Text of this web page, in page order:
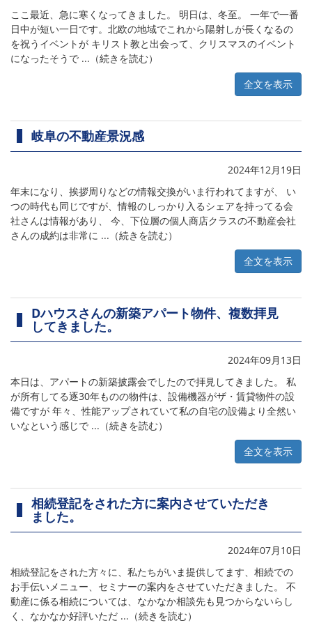
ここ最近、急に寒くなってきました。 明日は、冬至。 一年で一番
日中が短い一日です。北欧の地域でこれから陽射しが長くなるの
を祝うイベントが キリスト教と出会って、クリスマスのイベント
になったそうで ...（続きを読む）
全文を表示
岐阜の不動産景況感
2024年12月19日
年末になり、挨拶周りなどの情報交換がいま行われてますが、 い
つの時代も同じですが、情報のしっかり入るシェアを持ってる会
社さんは情報があり、 今、下位層の個人商店クラスの不動産会社
さんの成約は非常に ...（続きを読む）
全文を表示
Dハウスさんの新築アパート物件、複数拝見
してきました。
2024年09月13日
本日は、アパートの新築披露会でしたので拝見してきました。 私
が所有してる逐30年ものの物件は、設備機器がザ・賃貸物件の設
備ですが 年々、性能アップされていて私の自宅の設備より全然い
いなという感じで ...（続きを読む）
全文を表示
相続登記をされた方に案内させていただき
ました。
2024年07月10日
相続登記をされた方々に、私たちがいま提供してます、相続での
お手伝いメニュー、セミナーの案内をさせていただきました。 不
動産に係る相続については、なかなか相談先も見つからないらし
く、なかなか好評いただ ...（続きを読む）